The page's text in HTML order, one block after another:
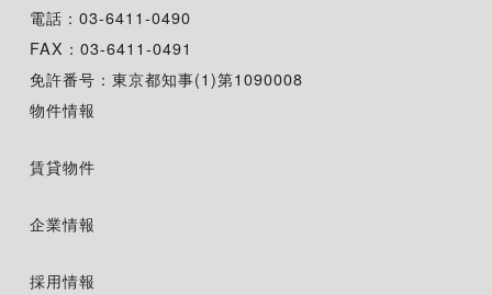
電話：03-6411-0490
FAX：03-6411-0491
免許番号：東京都知事(1)第1090008
物件情報
賃貸物件
企業情報
採用情報